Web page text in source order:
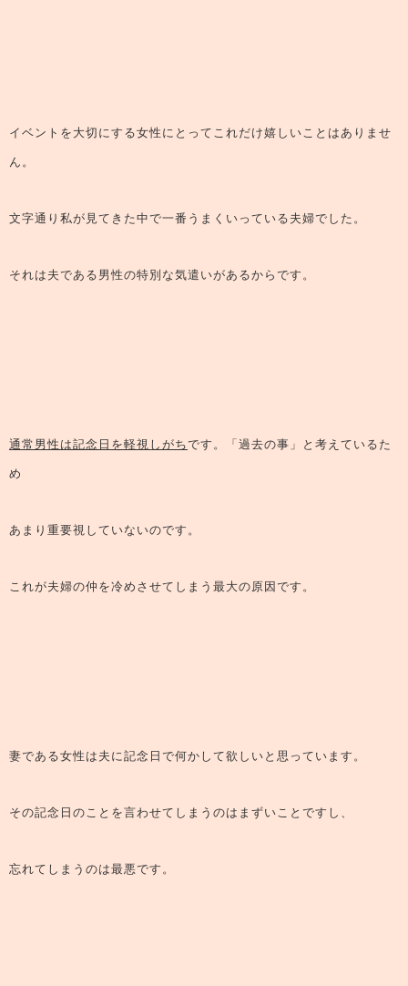
イベントを大切にする女性にとってこれだけ嬉しいことはありませ
ん。
文字通り私が見てきた中で一番うまくいっている夫婦でした。
それは夫である男性の特別な気遣いがあるからです。
通常男性は記念日を軽視しがちです。「過去の事」と考えているた
め
あまり重要視していないのです。
これが夫婦の仲を冷めさせてしまう最大の原因です。
妻である女性は夫に記念日で何かして欲しいと思っています。
その記念日のことを言わせてしまうのはまずいことですし、
忘れてしまうのは最悪です。